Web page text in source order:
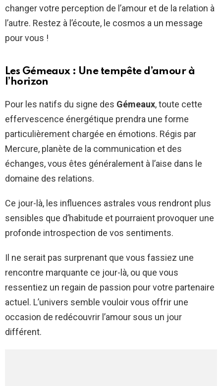
changer votre perception de l’amour et de la relation à
l’autre. Restez à l’écoute, le cosmos a un message
pour vous !
Les Gémeaux : Une tempête d’amour à
l’horizon
Pour les natifs du signe des Gémeaux, toute cette
effervescence énergétique prendra une forme
particulièrement chargée en émotions. Régis par
Mercure, planète de la communication et des
échanges, vous êtes généralement à l’aise dans le
domaine des relations.
Ce jour-là, les influences astrales vous rendront plus
sensibles que d’habitude et pourraient provoquer une
profonde introspection de vos sentiments.
Il ne serait pas surprenant que vous fassiez une
rencontre marquante ce jour-là, ou que vous
ressentiez un regain de passion pour votre partenaire
actuel. L’univers semble vouloir vous offrir une
occasion de redécouvrir l’amour sous un jour
différent.